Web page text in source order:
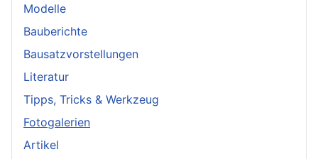
Modelle
Bauberichte
Bausatzvorstellungen
Literatur
Tipps, Tricks & Werkzeug
Fotogalerien
Artikel